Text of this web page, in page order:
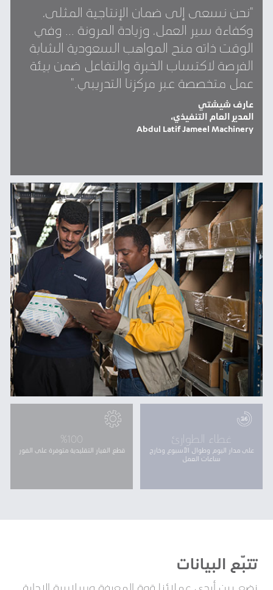
"نحن نسعى إلى ضمان الإنتاجية المثلى،
وكفاءة سير العمل، وزيادة المرونة ... وفي
الوقت ذاته منح المواهب السعودية الشابة
الفرصة لاكتساب الخبرة والتفاعل ضمن بيئة
عمل متخصصة عبر مركزنا التدريبي."
عارف شيشتي
المدير العام التنفيذي،
Abdul Latif Jameel Machinery
غطاء الطوارئ
على مدار اليوم وطوال الأسبوع وخارج
ساعات العمل
%100
قطع الغيار التقليدية متوفرة على الفور
تتبُّع البيانات